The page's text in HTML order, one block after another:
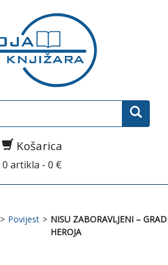
Košarica
0 artikla - 0 €
> Povijest > NISU ZABORAVLJENI – GRAD
HEROJA